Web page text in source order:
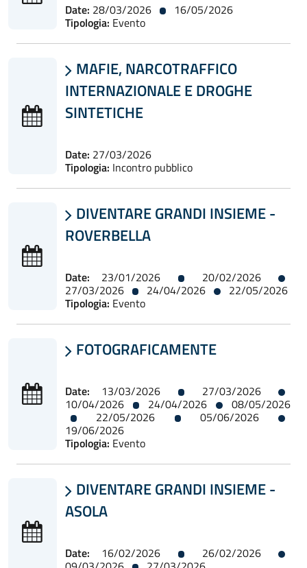
Date: 28/03/2026 16/05/2026
Tipologia: Evento
 MAFIE, NARCOTRAFFICO
INTERNAZIONALE E DROGHE
SINTETICHE
Date: 27/03/2026
Tipologia: Incontro pubblico
 DIVENTARE GRANDI INSIEME -
ROVERBELLA
Date: 23/01/2026 20/02/2026
27/03/2026 24/04/2026 22/05/2026
Tipologia: Evento
 FOTOGRAFICAMENTE
Date: 13/03/2026 27/03/2026
10/04/2026 24/04/2026 08/05/2026
22/05/2026 05/06/2026
19/06/2026
Tipologia: Evento
 DIVENTARE GRANDI INSIEME -
ASOLA
Date: 16/02/2026 26/02/2026